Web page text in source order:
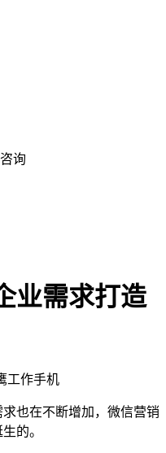
询
业需求打造
工作手机
也在不断增加，微信营销
的。